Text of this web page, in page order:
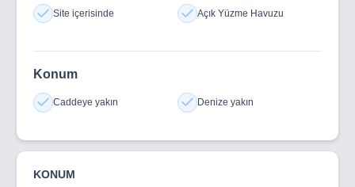
Site içerisinde Açık Yüzme Havuzu
Konum
Caddeye yakın Denize yakın
KONUM